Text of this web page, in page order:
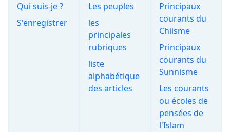
Qui suis-je ?
S'enregistrer
Les peuples
les
principales
rubriques
liste
alphabétique
des articles
Principaux
courants du
Chiisme
Principaux
courants du
Sunnisme
Les courants
ou écoles de
pensées de
l'Islam